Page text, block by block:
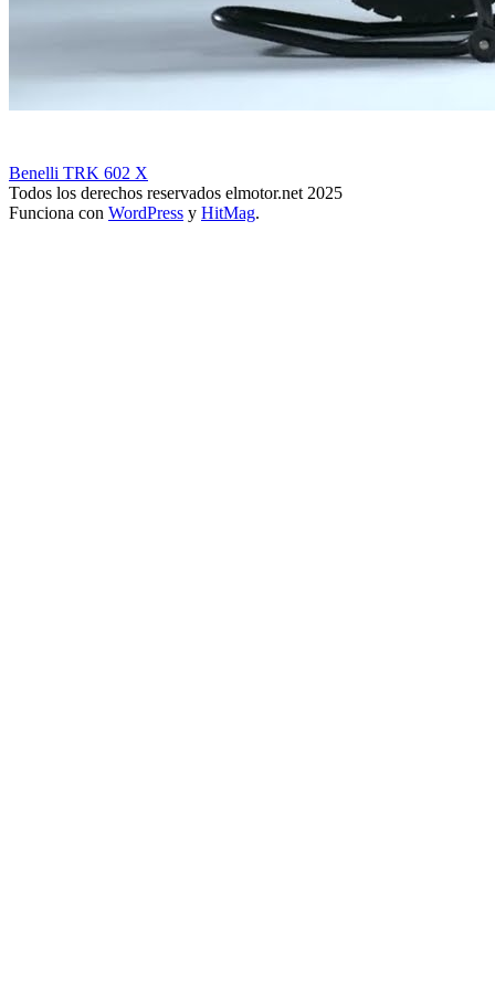
Benelli TRK 602 X
Todos los derechos reservados elmotor.net 2025
Funciona con WordPress y HitMag.